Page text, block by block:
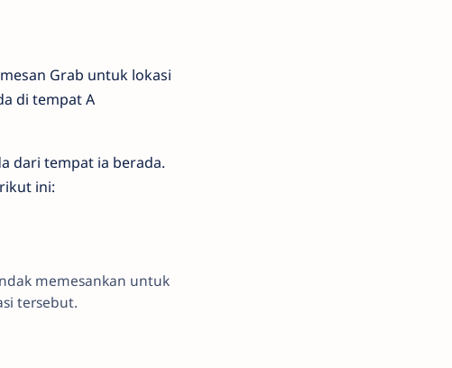
Grab untuk lokasi
di tempat A
dari tempat ia berada.
ini:
memesankan untuk
tersebut.